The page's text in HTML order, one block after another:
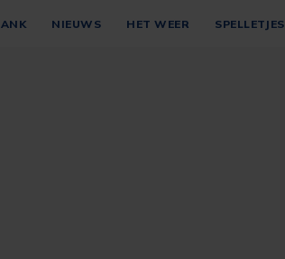
NIEUWS HET WEER SPELLETJES